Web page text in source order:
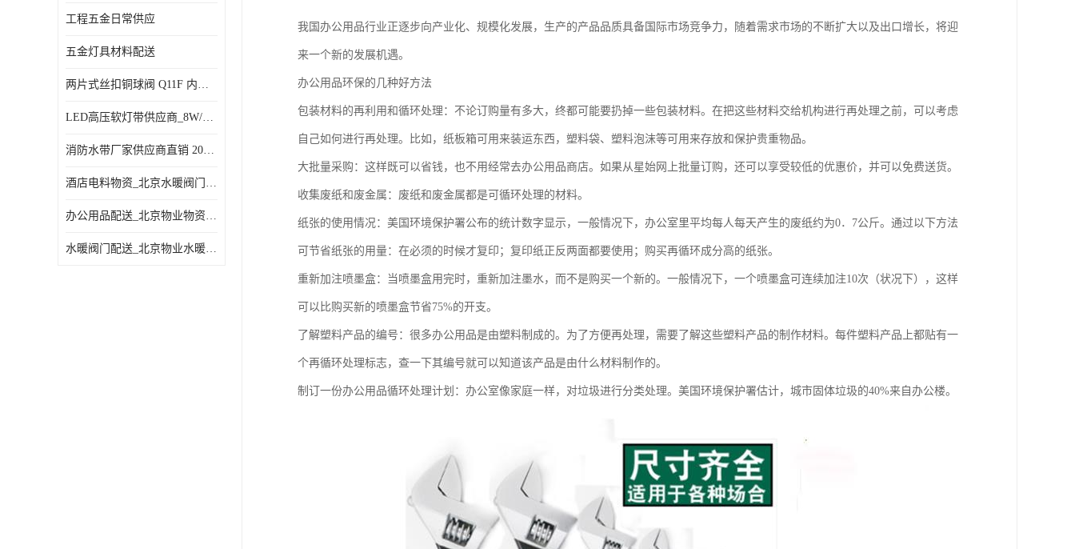
工程五金日常供应
五金灯具材料配送
两片式丝扣铜球阀 Q11F 内螺纹铜球阀
LED高压软灯带供应商_8W/米客厅吊顶暗槽
消防水带厂家供应商直销 20-65-25消防水带
酒店电料物资_北京水暖阀门一站式
办公用品配送_北京物业物资配送
水暖阀门配送_北京物业水暖阀门配送
我国办公用品行业正逐步向产业化、规模化发展，生产的产品品质具备国际市场竞争力，随着需求市场的不断扩大以及出口增长，将迎
来一个新的发展机遇。
办公用品环保的几种好方法
包装材料的再利用和循环处理：不论订购量有多大，终都可能要扔掉一些包装材料。在把这些材料交给机构进行再处理之前，可以考虑
自己如何进行再处理。比如，纸板箱可用来装运东西，塑料袋、塑料泡沫等可用来存放和保护贵重物品。
大批量采购：这样既可以省钱，也不用经常去办公用品商店。如果从星始网上批量订购，还可以享受较低的优惠价，并可以免费送货。
收集废纸和废金属：废纸和废金属都是可循环处理的材料。
纸张的使用情况：美国环境保护署公布的统计数字显示，一般情况下，办公室里平均每人每天产生的废纸约为0．7公斤。通过以下方法
可节省纸张的用量：在必须的时候才复印；复印纸正反两面都要使用；购买再循环成分高的纸张。
重新加注喷墨盒：当喷墨盒用完时，重新加注墨水，而不是购买一个新的。一般情况下，一个喷墨盒可连续加注10次（状况下），这样
可以比购买新的喷墨盒节省75%的开支。
了解塑料产品的编号：很多办公用品是由塑料制成的。为了方便再处理，需要了解这些塑料产品的制作材料。每件塑料产品上都贴有一
个再循环处理标志，查一下其编号就可以知道该产品是由什么材料制作的。
制订一份办公用品循环处理计划：办公室像家庭一样，对垃圾进行分类处理。美国环境保护署估计，城市固体垃圾的40%来自办公楼。